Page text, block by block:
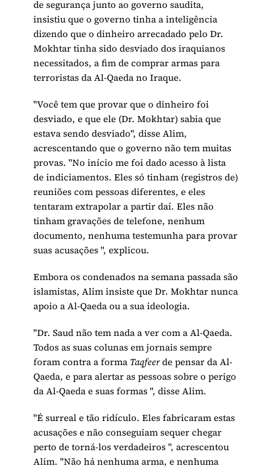
de segurança junto ao governo saudita,
insistiu que o governo tinha a inteligência
dizendo que o dinheiro arrecadado pelo Dr.
Mokhtar tinha sido desviado dos iraquianos
necessitados, a fim de comprar armas para
terroristas da Al-Qaeda no Iraque.
"Você tem que provar que o dinheiro foi
desviado, e que ele (Dr. Mokhtar) sabia que
estava sendo desviado", disse Alim,
acrescentando que o governo não tem muitas
provas. "No início me foi dado acesso à lista
de indiciamentos. Eles só tinham (registros de)
reuniões com pessoas diferentes, e eles
tentaram extrapolar a partir daí. Eles não
tinham gravações de telefone, nenhum
documento, nenhuma testemunha para provar
suas acusações ", explicou.
Embora os condenados na semana passada são
islamistas, Alim insiste que Dr. Mokhtar nunca
apoio a Al-Qaeda ou a sua ideologia.
"Dr. Saud não tem nada a ver com a Al-Qaeda.
Todos as suas colunas em jornais sempre
foram contra a forma Taqfeerde pensar da Al-
Qaeda, e para alertar as pessoas sobre o perigo
da Al-Qaeda e suas formas ", disse Alim.
"É surreal e tão ridículo. Eles fabricaram estas
acusações e não conseguiam sequer chegar
perto de torná-los verdadeiros ", acrescentou
Alim. "Não há nenhuma arma, e nenhuma